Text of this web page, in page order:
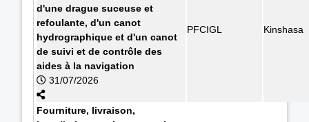
d'une drague suceuse et
refoulante, d'un canot
hydrographique et d'un canot
de suivi et de contrôle des
aides à la navigation
31/07/2026
PFCIGL Kinshasa
Fourniture, livraison,